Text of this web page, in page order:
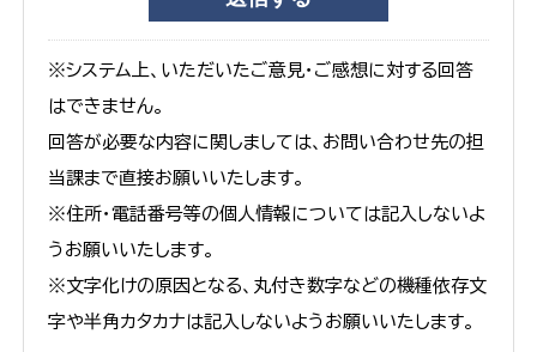
※システム上、いただいたご意見・ご感想に対する回答
はできません。
回答が必要な内容に関しましては、お問い合わせ先の担
当課まで直接お願いいたします。
※住所・電話番号等の個人情報については記入しないよ
うお願いいたします。
※文字化けの原因となる、丸付き数字などの機種依存文
字や半角カタカナは記入しないようお願いいたします。